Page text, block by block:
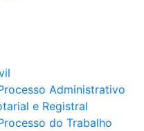
Administrativo
e Registral
do Trabalho